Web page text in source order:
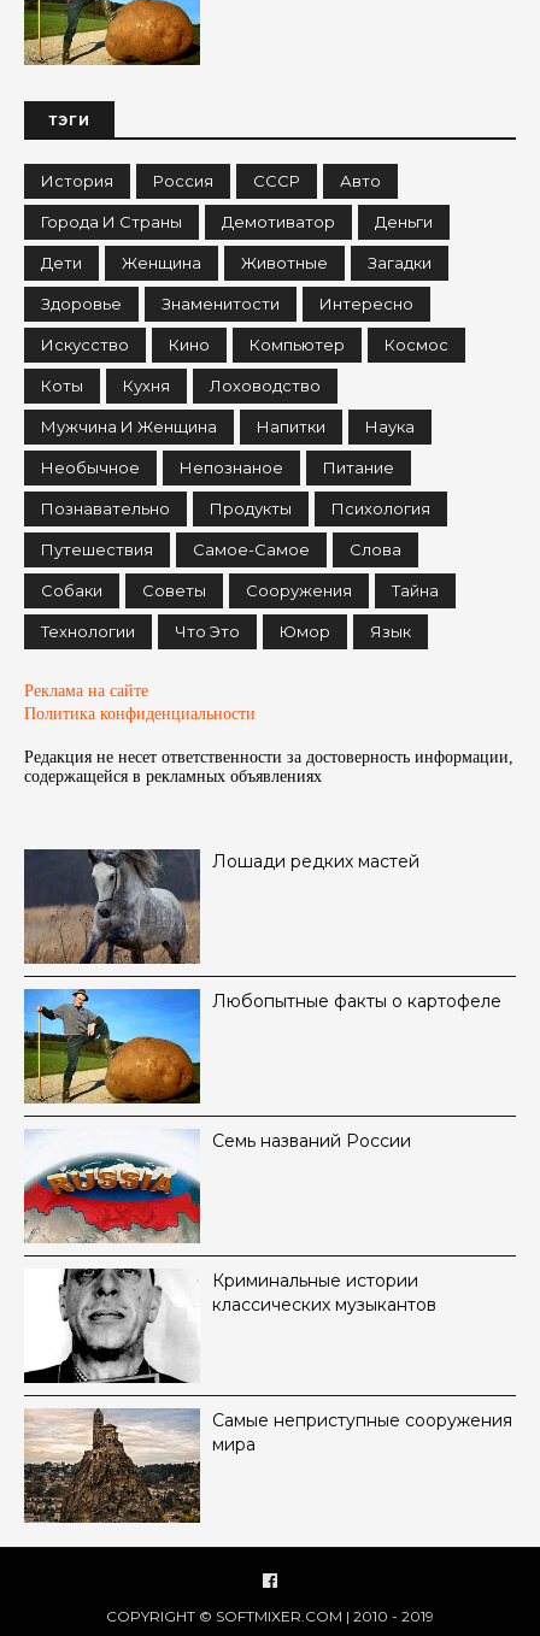
ТЭГИ
История Россия СССР Авто
Города И Страны Демотиватор Деньги
Дети Женщина Животные Загадки
Здоровье Знаменитости Интересно
Искусство Кино Компьютер Космос
Коты Кухня Лоховодство
Мужчина И Женщина Напитки Наука
Необычное Непознаное Питание
Познавательно Продукты Психология
Путешествия Самое-Самое Слова
Собаки Советы Сооружения Тайна
Технологии Что Это Юмор Язык
Реклама на сайте
Политика конфиденциальности
Редакция не несет ответственности за достоверность информации,
содержащейся в рекламных объявленияx
Лошади редких мастей
Любопытные факты о картофеле
Семь названий России
Криминальные истории
классических музыкантов
Самые неприступные сооружения
мира
COPYRIGHT © SOFTMIXER.COM | 2010 - 2019